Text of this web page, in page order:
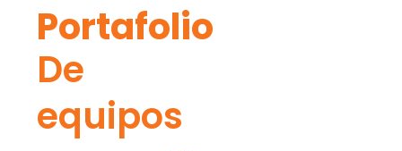
Portafolio
De
equipos